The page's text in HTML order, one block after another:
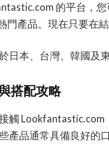
的平台，您
門產品。現在只要在
日本、台灣、韓國及
搭配攻略
觸
產品通常具備良好的